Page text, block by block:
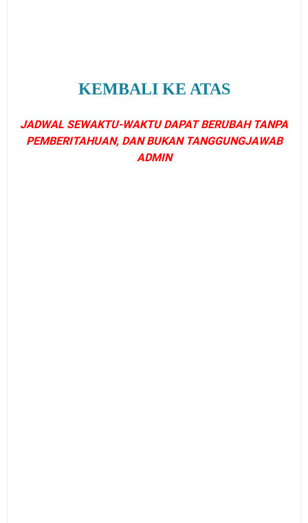
KEMBALI KE ATAS
JADWAL SEWAKTU-WAKTU DAPAT BERUBAH TANPA
PEMBERITAHUAN, DAN BUKAN TANGGUNGJAWAB
ADMIN